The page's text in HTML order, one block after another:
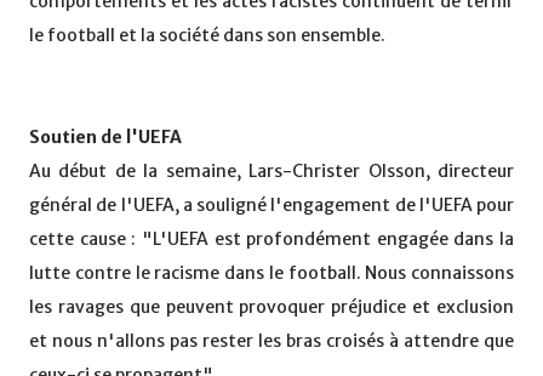
le football et la société dans son ensemble.
Soutien de l'UEFA
Au début de la semaine, Lars-Christer Olsson, directeur
général de l'UEFA, a souligné l'engagement de l'UEFA pour
cette cause : "L'UEFA est profondément engagée dans la
lutte contre le racisme dans le football. Nous connaissons
les ravages que peuvent provoquer préjudice et exclusion
et nous n'allons pas rester les bras croisés à attendre que